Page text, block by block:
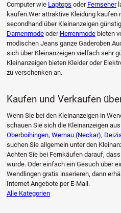
Computer wie Laptops oder Fernseher
kaufen.Wer attraktive Kleidung
secondhand über Kleinanzeigen
Damenmodeoder Herrenmodebieten
modischen Jeans ganze
sich über Kleinanzeigen vielfach sehr
Kleinanzeigen bieten Kleider oder
zu verschenken an.
Kaufen und Verkaufen
Wenn Sie bei den Kleinanzeigen in
schauen Sie sich die Kleinanzeigen
Oberboihingen, Wernau (Neckar),
suchen Sie allgemein unter den
Achten Sie bei Fernkäufen darauf,
wurde. Oder einfach ein Gesuch über
Wendlingen gratis inserieren, dann
Internet Angebote per E-Mail.
Alle Kategorien